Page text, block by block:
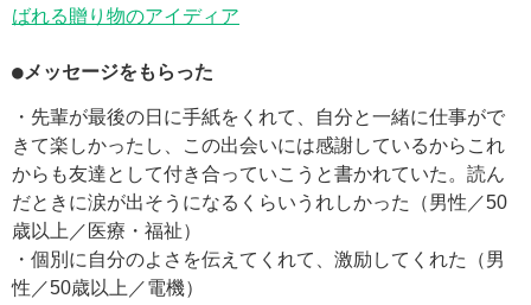
ばれる贈り物のアイディア
●メッセージをもらった
・先輩が最後の日に手紙をくれて、自分と一緒に仕事がで
きて楽しかったし、この出会いには感謝しているからこれ
からも友達として付き合っていこうと書かれていた。読ん
だときに涙が出そうになるくらいうれしかった（男性／50
歳以上／医療・福祉）
・個別に自分のよさを伝えてくれて、激励してくれた（男
性／50歳以上／電機）